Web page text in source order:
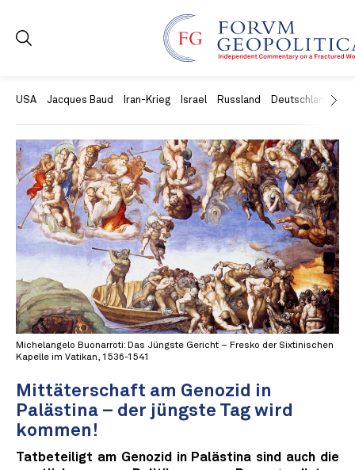
USA Jacques Baud Iran-Krieg Israel Russland Deutschland
Michelangelo Buonarroti: Das Jüngste Gericht – Fresko der Sixtinischen
Kapelle im Vatikan, 1536-1541
Mittäterschaft am Genozid in
Palästina – der jüngste Tag wird
kommen!
Tatbeteiligt am Genozid in Palästina sind auch die